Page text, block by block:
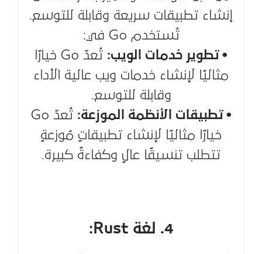
إنشاء تطبيقات سريعة وقابلة للتوسع.
تُستخدم Go في:
• تطوير خدمات الويب:
تُعدّ Go خيارًا
مثاليًا لإنشاء خدمات ويب عالية الأداء
وقابلة للتوسع.
• تطبيقات الأنظمة الموزعة:
تُعدّ Go
خيارًا مثاليًا لإنشاء تطبيقاتٍ مُوزعةٍ
تتطلب تنسيقًا عالٍ وكفاءةً كبيرة.
4. لغة Rust: